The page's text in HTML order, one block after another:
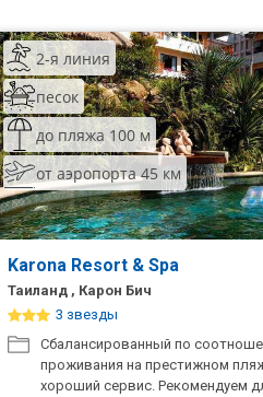
2-я линия
песок
до пляжа 100 м
от аэропорта 45 км
Karona Resort & Spa
Таиланд , Карон Бич
3 звезды
Сбалансированный по
проживания на престижном
хороший сервис. Рекомендуем